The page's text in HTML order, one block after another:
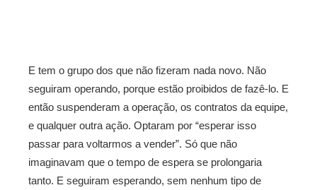
E tem o grupo dos que não fizeram nada novo. Não
seguiram operando, porque estão proibidos de fazê-lo. E
então suspenderam a operação, os contratos da equipe,
e qualquer outra ação. Optaram por “esperar isso
passar para voltarmos a vender”. Só que não
imaginavam que o tempo de espera se prolongaria
tanto. E seguiram esperando, sem nenhum tipo de